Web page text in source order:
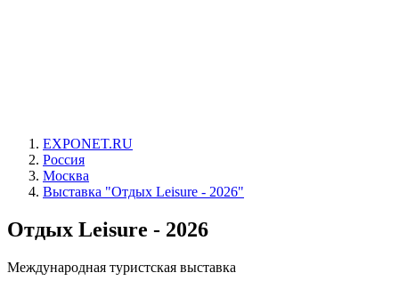
EXPONET.RU
Россия
Москва
Выставка "Отдых Leisure - 2026"
Отдых Leisure - 2026
Международная туристская выставка